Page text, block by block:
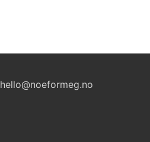
hello@noeformeg.no